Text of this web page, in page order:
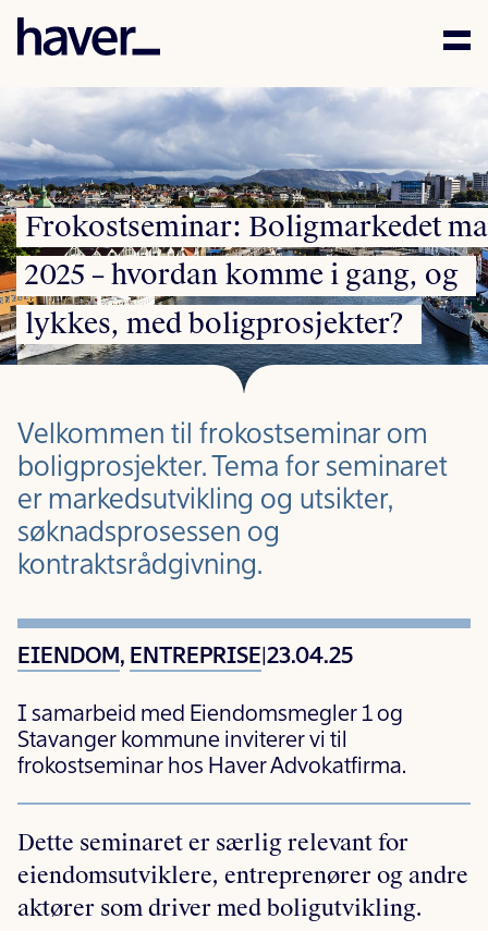
Kompetanse
Mennesker
Aktuelt
Karriere
Samfunnsansvar
Frokostseminar: Boligmarkedet
2025 –hvordan komme i gang, og
lykkes, medboligprosjekter?
Velkommen til frokostseminar om
boligprosjekter. Tema for seminaret
er markedsutvikling og utsikter,
søknadsprosessen og
kontraktsrådgivning.
EIENDOM, ENTREPRISE 23.04.25
I samarbeid med Eiendomsmegler 1 og
Stavanger kommune inviterer vi til
frokostseminar hos Haver Advokatfirma.
Dette seminaret er særlig relevant for
eiendomsutviklere, entreprenører og andre
aktører som driver med boligutvikling.